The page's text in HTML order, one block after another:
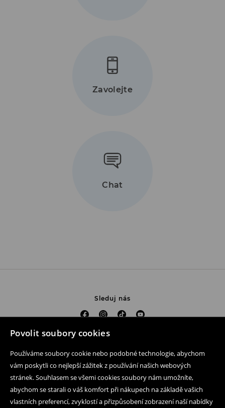
Povolit soubory cookies
Používáme soubory cookie nebo podobné technologie, abychom
vám poskytli co nejlepší zážitek z používání našich webových
stránek. Souhlasem se všemi cookies soubory nám umožníte,
abychom se starali o váš komfort při nákupech na základě vašich
vlastních preferencí, zvyklostí a přizpůsobení zobrazení naší nabídky
Zavolejte
Chat
Sleduj nás
Pomoc a kontakt
Mobilní aplikaci
Obchodní podmínky a ochrana osobních údajů